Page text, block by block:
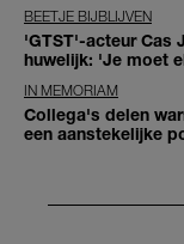
BEETJE BIJBLIJVEN
'GTST'-acteur Cas
huwelijk: 'Je moet
IN MEMORIAM
Collega's delen
een aanstekelijke